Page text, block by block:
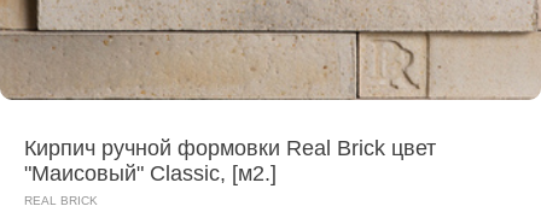
Кирпич ручной формовки Real Brick цвет
"Маисовый" Classic, [м2.]
REAL BRICK